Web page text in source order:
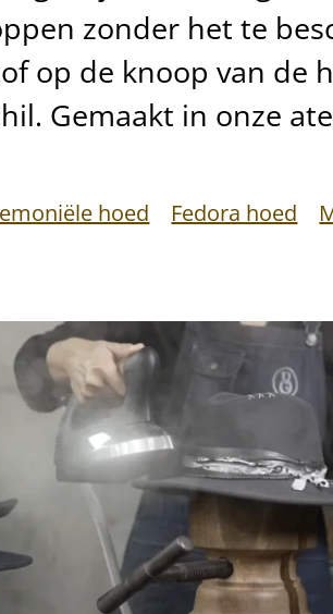
zonder het te
op de knoop van de
Gemaakt in onze
hoed Fedora hoed